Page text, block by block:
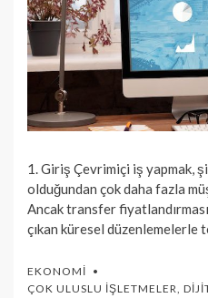
1. Giriş Çevrimiçi iş yapmak,
olduğundan çok daha fazla
Ancak transfer
çıkan küresel düzenlemelerle
EKONOMI
ÇOK ULUSLU İŞLETMELER,